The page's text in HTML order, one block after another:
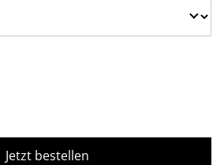
Jetzt bestellen